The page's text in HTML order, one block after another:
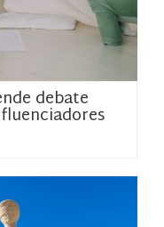
debate